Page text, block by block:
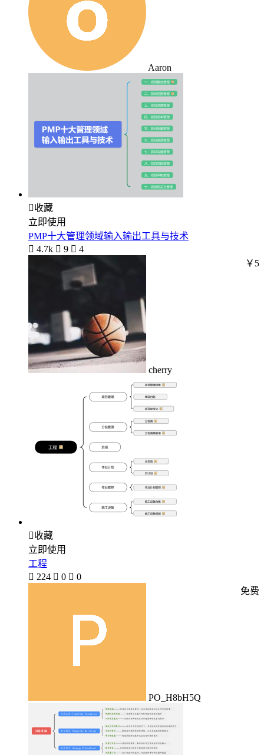
Aaron
收藏
立即使用
PMP十大管理领域输入输出工具与技术
 4.7k  9  4
cherry
￥5
收藏
立即使用
工程
 224  0  0
PO_H8bH5Q
免费